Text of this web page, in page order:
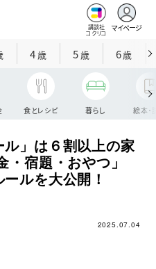
講談社
コクリコ
マイページ
4歳 5歳 6歳
食とレシピ 暮らし 絵本・
ル」は６割以上の家
宿題・おやつ」
ルを大公開！
2025.07.04